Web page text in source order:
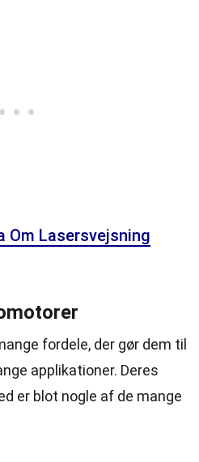
Om Lasersvejsning
fordele, der gør dem til
applikationer. Deres
er blot nogle af de mange